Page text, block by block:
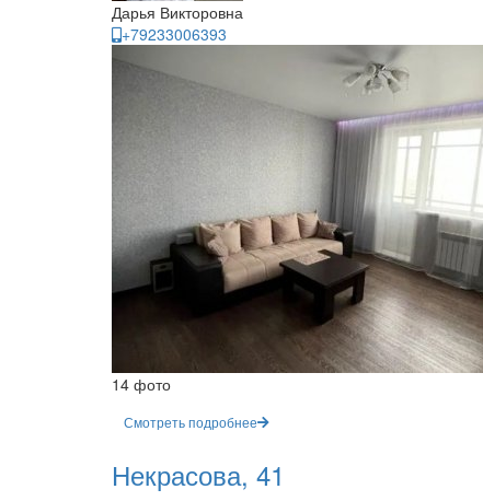
Дарья Викторовна
+79233006393
14 фото
Смотреть подробнее
Некрасова, 41